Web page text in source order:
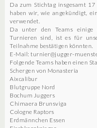
Da zum Stichtag insgesamt 17
haben wir, wie angekündigt,
verwendet.
Da unter den Teams einige
Turnieren sind, ist es für
Teilnahme bestätigen könnten.
E-Mail: turnier@jugger-
Folgende Teams haben einen
Schergen von Monasteria
Aixcalibur
Blutgruppe Nord
Bochum Juggers
Chimaera Brunsviga
Cologne Raptors
Erdmännchen Essen